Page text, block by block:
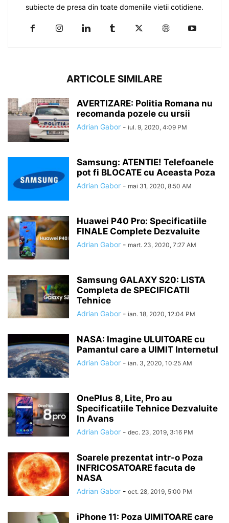
subiecte de presa din toate domeniile vietii cotidiene.
ARTICOLE SIMILARE
AVERTIZARE: Politia Romana nu
recomanda pozele cu ursii
Adrian Gabor - iul. 9, 2020, 4:09 PM
Samsung: ATENTIE! Telefoanele
pot fi BLOCATE cu Aceasta Poza
Adrian Gabor - mai 31, 2020, 8:50 AM
Huawei P40 Pro: Specificatiile
FINALE Complete Dezvaluite
Adrian Gabor - mart. 23, 2020, 7:27 AM
Samsung GALAXY S20: LISTA
Completa de SPECIFICATII
Tehnice
Adrian Gabor - ian. 18, 2020, 12:04 PM
NASA: Imagine ULUITOARE cu
Pamantul care a UIMIT Internetul
Adrian Gabor - ian. 3, 2020, 10:25 AM
OnePlus 8, Lite, Pro au
Specificatiile Tehnice Dezvaluite
In Avans
Adrian Gabor - dec. 23, 2019, 3:16 PM
Soarele prezentat intr-o Poza
INFRICOSATOARE facuta de
NASA
Adrian Gabor - oct. 28, 2019, 5:00 PM
iPhone 11: Poza UIMITOARE care